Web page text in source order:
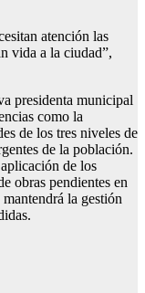
atención las
vida a la ciudad”,
presidenta municipal
como la
de los tres niveles de
de la población.
de los
obras pendientes en
la gestión